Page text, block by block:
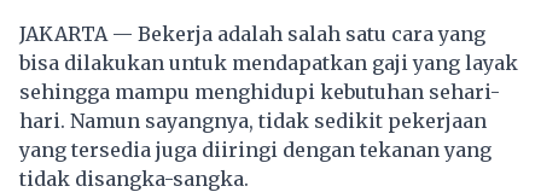
JAKARTA — Bekerja adalah salah satu cara yang
bisa dilakukan untuk mendapatkan gaji yang layak
sehingga mampu menghidupi kebutuhan sehari-
hari. Namun sayangnya, tidak sedikit pekerjaan
yang tersedia juga diiringi dengan tekanan yang
tidak disangka-sangka.